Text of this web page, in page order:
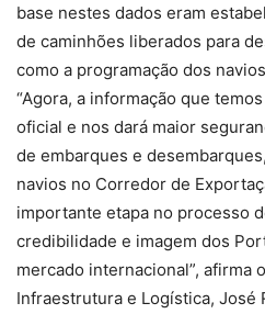
base nestes dados eram
de caminhões liberados para
como a programação dos
“Agora, a informação que
oficial e nos dará maior
de embarques e
navios no Corredor de
importante etapa no processo
credibilidade e imagem dos
mercado internacional”, afirma
Infraestrutura e Logística, José